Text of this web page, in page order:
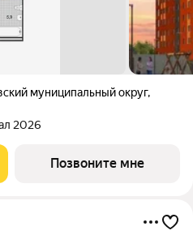
муниципальный округ,
2026
Позвоните мне